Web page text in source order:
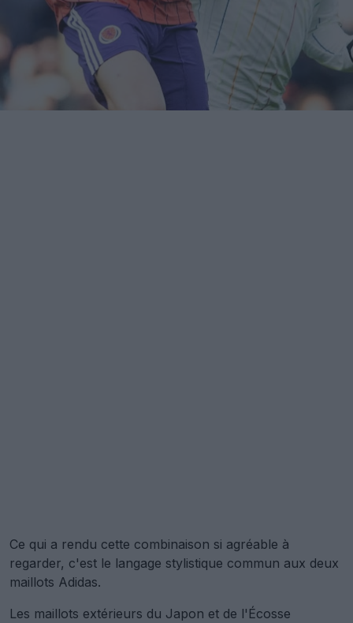
Ce qui a rendu cette combinaison si agréable à
regarder, c'est le langage stylistique commun aux deux
maillots Adidas.
Les maillots extérieurs du Japon et de l'Écosse